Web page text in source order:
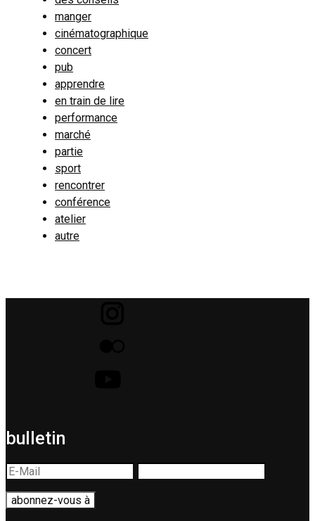
manger
cinématographique
concert
pub
apprendre
en train de lire
performance
marché
partie
sport
rencontrer
conférence
atelier
autre
bulletin